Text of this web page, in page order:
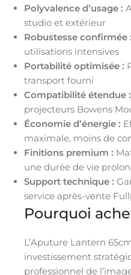
Polyvalence d’usage :
studio et extérieur
Robustesse confirmée :
utilisations intensives
Portabilité optimisée :
transport fourni
Compatibilité étendue :
projecteurs Bowens
Économie d’énergie :
maximale, moins de
Finitions premium :
une durée de vie
Support technique :
service après-vente
Pourquoi
L’Aputure Lantern
investissement
professionnel de